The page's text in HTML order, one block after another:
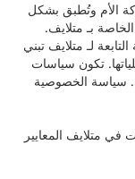
الأم وتُطبق بشكل
بـ متلايف.
لـ متلايف تبني
تكون سياسات
سياسة الخصوصية
في متلايف المعايير